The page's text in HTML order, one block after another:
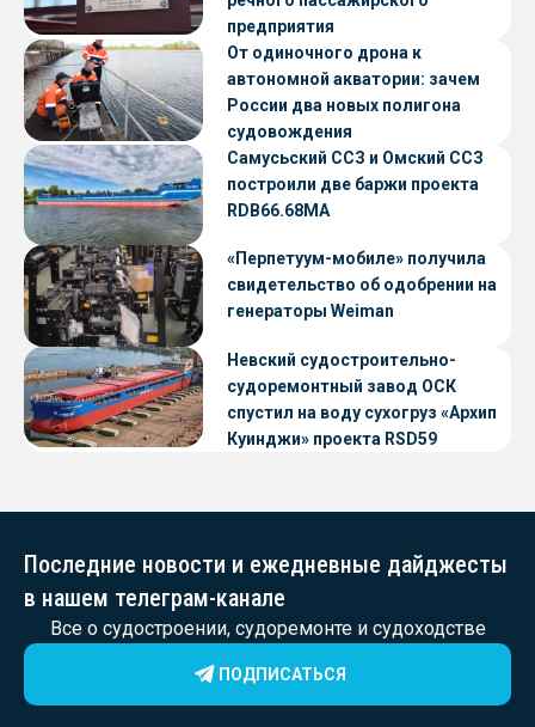
предприятия
От одиночного дрона к
автономной акватории: зачем
России два новых полигона
судовождения
Самусьский ССЗ и Омский ССЗ
построили две баржи проекта
RDB66.68МА
«Перпетуум-мобиле» получила
свидетельство об одобрении на
генераторы Weiman
Невский судостроительно-
судоремонтный завод ОСК
спустил на воду сухогруз «Архип
Куинджи» проекта RSD59
Последние новости и ежедневные дайджесты
в нашем телеграм-канале
Все о судостроении, судоремонте и судоходстве
ПОДПИСАТЬСЯ